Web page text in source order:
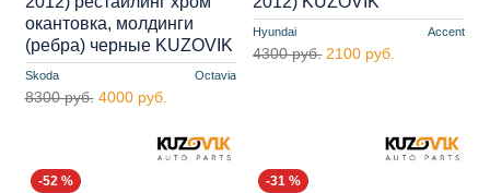
Skoda Octavia
окантовка, молдинги
(ребра) черные KUZOVIK
8300 руб. 4000 руб.
Hyundai Accent
4300 руб. 2100 руб.
-52 % -31 %